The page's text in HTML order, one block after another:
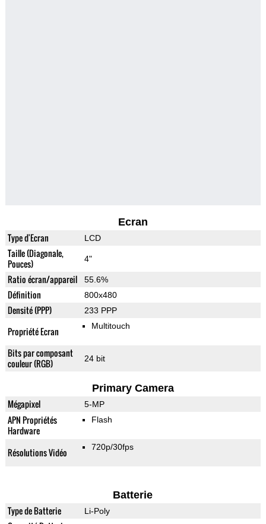
Ecran
Type d'Ecran LCD
Taille (Diagonale,
Pouces)
4"
Ratio écran/appareil 55.6%
Définition 800x480
Densité (PPP) 233 PPP
Propriété Ecran Multitouch
Bits par composant
couleur (RGB)
24 bit
Primary Camera
Mégapixel 5-MP
APN Propriétés
Hardware
Flash
Résolutions Vidéo 720p/30fps
Batterie
Type de Batterie Li-Poly